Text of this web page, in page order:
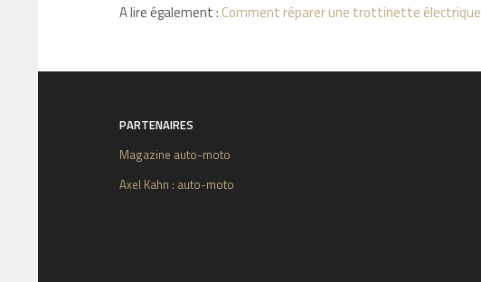
A lire également : Comment réparer une trottinette électrique
PARTENAIRES
Magazine auto-moto
Axel Kahn : auto-moto